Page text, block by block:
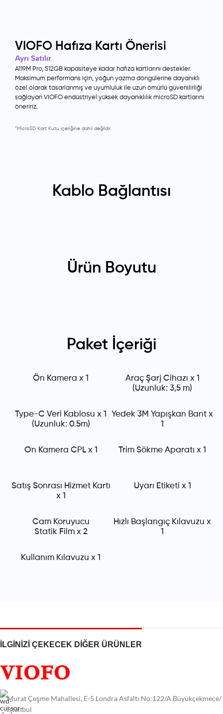
VIOFO Hafıza Kartı Önerisi
Ayrı Satılır
A119M Pro, 512GB kapasiteye kadar hafıza kartlarını destekler.
Maksimum performans için, yoğun yazma döngülerine dayanıklı
özel olarak tasarlanmış ve uyumluluk ile uzun ömürlü güvenilirliği
sağlayan VIOFO endüstriyel yüksek dayanıklılık microSD kartlarını
öneririz.
*MicroSD Kart Kutu içeriğine dahil değildir.
Kablo Bağlantısı
Ürün Boyutu
Paket İçeriği
Ön Kamera x 1
Araç Şarj Cihazı x 1
(Uzunluk: 3,5 m)
Type-C Veri Kablosu x 1
(Uzunluk: 0.5m)
Yedek 3M Yapışkan Bant x
1
On Kamera CPL x 1 Trim Sökme Aparatı x 1
Satış Sonrası Hizmet Kartı
x 1
Uyarı Etiketi x 1
Cam Koruyucu
Statik Film x 2
Hızlı Başlangıç Kılavuzu x
1
Kullanım Kılavuzu x 1
İLGİNİZİ ÇEKECEK DİĞER ÜRÜNLER
Murat Çeşme Mahallesi, E-5 Londra Asfaltı No:122/A Büyükçekmece/
İstanbul